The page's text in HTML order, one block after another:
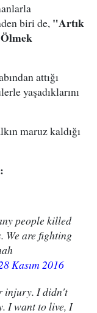
biri de, "Artık
attığı
yaşadıklarını
maruz kaldığı
people killed
We are fighting
Kasım 2016
injury. I didn't
I want to live, I